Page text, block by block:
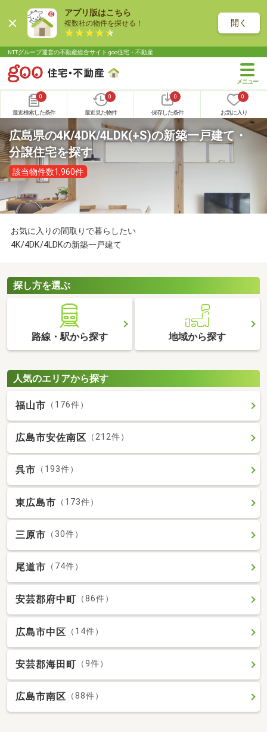
アプリ版はこちら
複数社の物件を探せる！ 開く
NTTグループ運営の不動産総合サイト goo住宅・不動産
0
最近検索した条件
0
最近見た物件
0
保存した条件
0
お気に入り
広島県の4K/4DK/4LDK(+S)の新築一戸建て・
分譲住宅を探す
該当物件数1,960件
お気に入りの間取りで暮らしたい
4K/4DK/4LDKの新築一戸建て
探し方を選ぶ
路線・駅から探す 地域から探す
人気のエリアから探す
福山市 （176件）
広島市安佐南区 （212件）
呉市 （193件）
東広島市 （173件）
三原市 （30件）
尾道市 （74件）
安芸郡府中町 （86件）
広島市中区 （14件）
安芸郡海田町 （9件）
広島市南区 （88件）